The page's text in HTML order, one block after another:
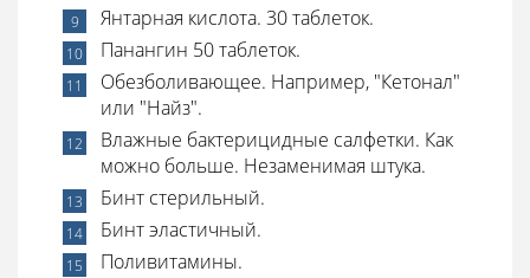
Янтарная кислота. 30 таблеток.
Панангин 50 таблеток.
Обезболивающее. Например, "Кетонал"
или "Найз".
Влажные бактерицидные салфетки. Как
можно больше. Незаменимая штука.
Бинт стерильный.
Бинт эластичный.
Поливитамины.